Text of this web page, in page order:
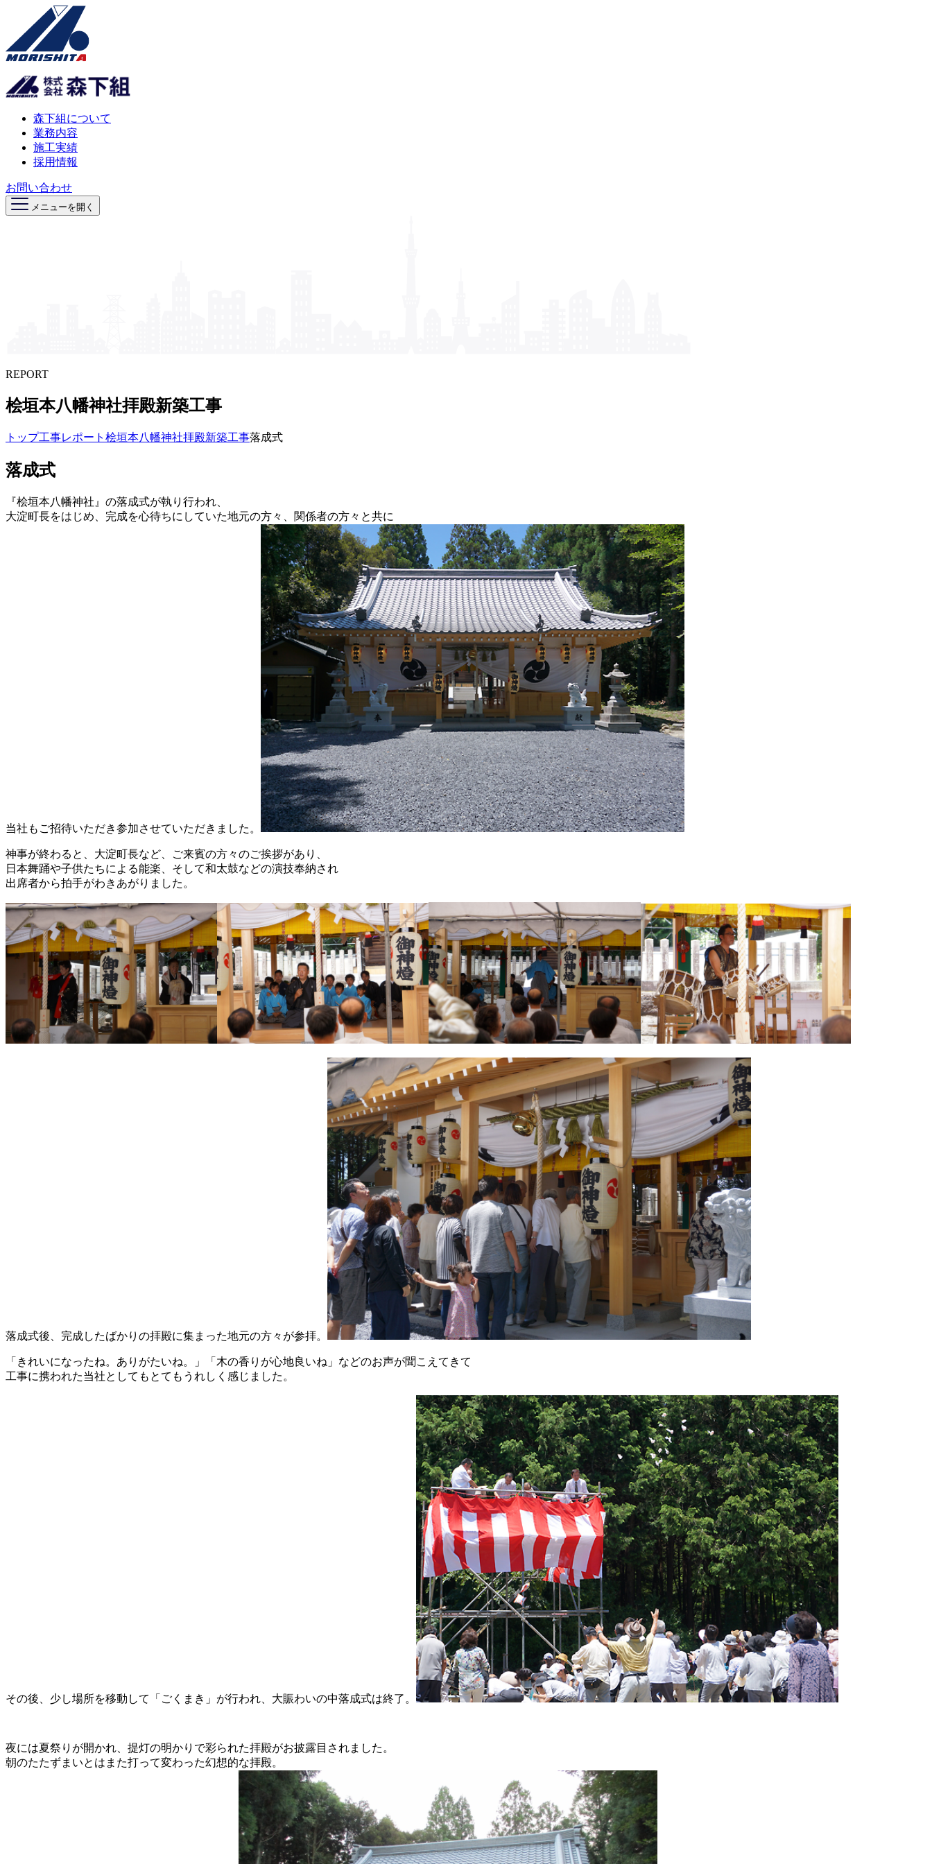
森下組について
業務内容
施工実績
採用情報
お問い合わせ
メニューを開く
REPORT
桧垣本八幡神社拝殿新築工事
トップ工事レポート 桧垣本八幡神社拝殿新築工事落成式
落成式
『桧垣本八幡神社』の落成式が執り行われ、
大淀町長をはじめ、完成を心待ちにしていた地元の方々、関係者の方々と共に
当社もご招待いただき参加させていただきました。
神事が終わると、大淀町長など、ご来賓の方々のご挨拶があり、
日本舞踊や子供たちによる能楽、そして和太鼓などの演技奉納され
出席者から拍手がわきあがりました。
落成式後、完成したばかりの拝殿に集まった地元の方々が参拝。
「きれいになったね。ありがたいね。」「木の香りが心地良いね」などのお声が聞こえてきて
工事に携われた当社としてもとてもうれしく感じました。
その後、少し場所を移動して「ごくまき」が行われ、大賑わいの中落成式は終了。
夜には夏祭りが開かれ、提灯の明かりで彩られた拝殿がお披露目されました。
朝のたたずまいとはまた打って変わった幻想的な拝殿。